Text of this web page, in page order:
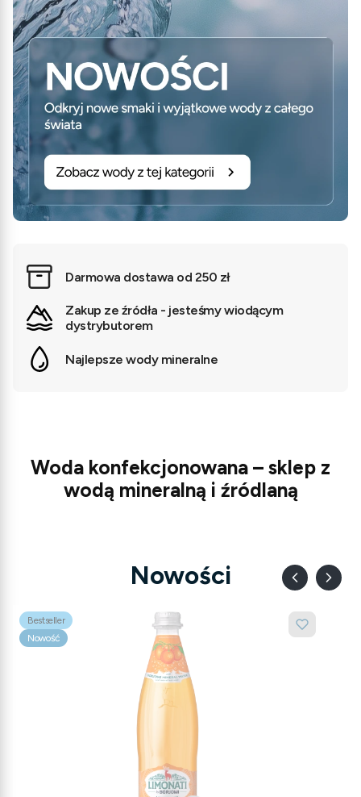
Darmowa dostawa od 250 zł
Zakup ze źródła - jesteśmy wiodącym
dystrybutorem
Najlepsze wody mineralne
Woda konfekcjonowana – sklep z
wodą mineralną i źródlaną
Nowości
Bestseller
Nowość